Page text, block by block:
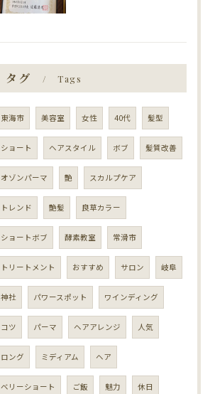
タグ Tags
東海市 美容室 女性 40代 髪型
ショート ヘアスタイル ボブ 髪質改善
オゾンパーマ 艶 スカルプケア
トレンド 艶髪 良草カラー
ショートボブ 酵素教室 常滑市
トリートメント おすすめ サロン 岐阜
神社 パワースポット ワインディング
コツ パーマ ヘアアレンジ 人気
ロング ミディアム ヘア
ベリーショート ご飯 魅力 休日